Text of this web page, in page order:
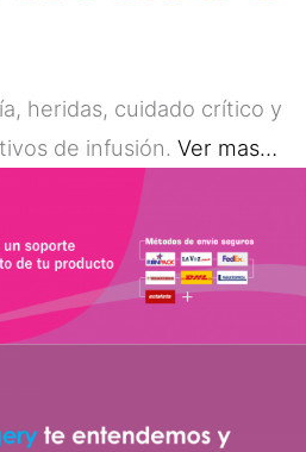
heridas, cuidado crítico y
de infusión. Ver mas…